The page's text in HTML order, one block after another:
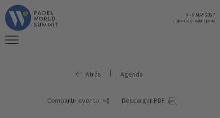
4-6 MAY 2027
GRAN VIA- BARCELONA
Atrás | Agenda
Compartir evento Descargar PDF